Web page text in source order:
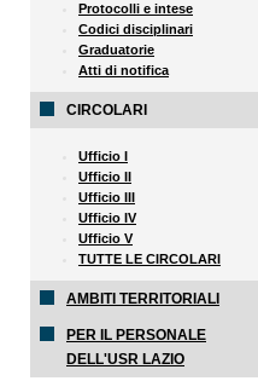
Protocolli e intese
Codici disciplinari
Graduatorie
Atti di notifica
CIRCOLARI
Ufficio I
Ufficio II
Ufficio III
Ufficio IV
Ufficio V
TUTTE LE CIRCOLARI
AMBITI TERRITORIALI
PER IL PERSONALE
DELL'USR LAZIO